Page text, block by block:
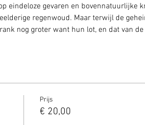
eindeloze gevaren en bovennatuurlijke
regenwoud. Maar terwijl de
nog groter want hun lot, en dat van
Prijs
€ 20,00